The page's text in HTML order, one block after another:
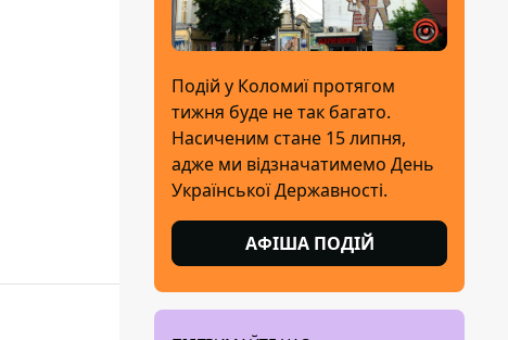
Подій у Коломиї протягом
тижня буде не так багато.
Насиченим стане 15 липня,
адже ми відзначатимемо День
Української Державності.
АФІША ПОДІЙ